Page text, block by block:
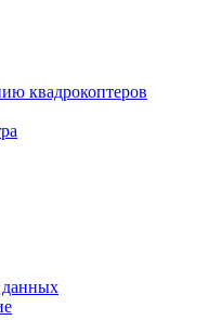
квадрокоптеров
данных